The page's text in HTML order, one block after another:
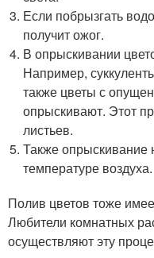
Если побрызгать
получит ожог.
В опрыскивании
Например,
также цветы с
опрыскивают. Этот
листьев.
Также опрыскивание
температуре воздуха.
Полив цветов тоже
Любители комнатных
осуществляют эту